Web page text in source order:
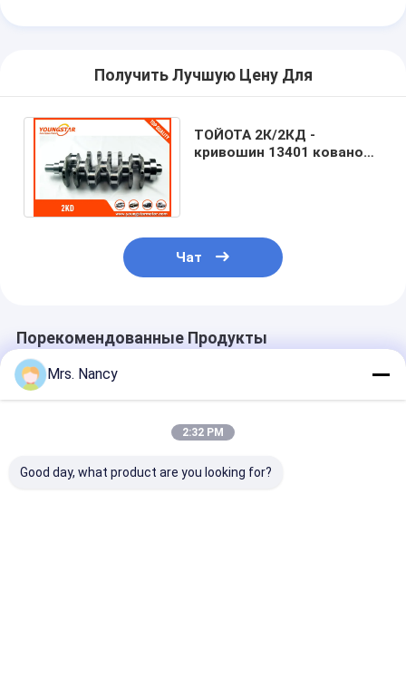
Получить Лучшую Цену Для
ТОЙОТА 2К/2КД -
кривошин 13401 кованой
Чат
Порекомендованные Продукты
Mrs. Nancy
2:32 PM
Good day, what product are you looking for?